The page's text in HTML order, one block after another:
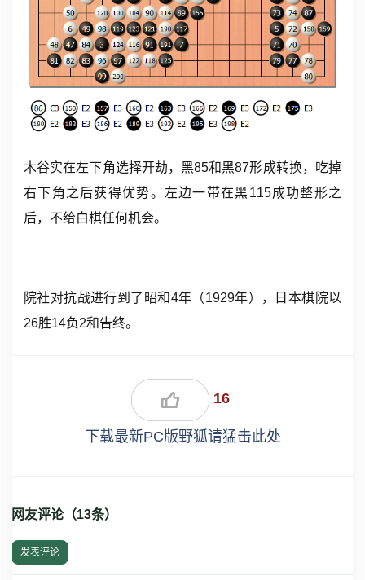
木谷实在左下角选择开劫，黑85和黑87形成转换，吃掉
右下角之后获得优势。左边一带在黑115成功整形之
后，不给白棋任何机会。
院社对抗战进行到了 昭和4年（1929年），日本棋院以
26胜14负2和告终。
16
下载最新PC版野狐请猛击此处
网友评论（13条）
发表评论